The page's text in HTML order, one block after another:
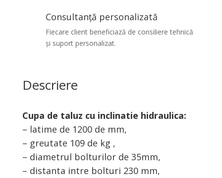
Consultanță personalizată
Fiecare client beneficiază de consiliere tehnică
și suport personalizat.
Descriere
Cupa de taluz cu inclinatie hidraulica:
– latime de 1200 de mm,
– greutate 109 de kg ,
– diametrul bolturilor de 35mm,
– distanta intre bolturi 230 mm,